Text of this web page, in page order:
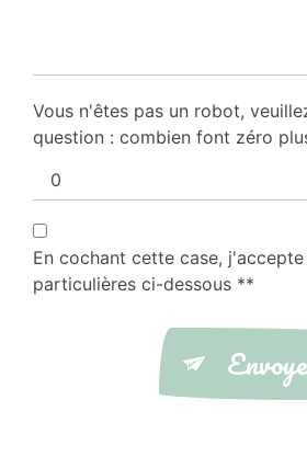
Vous n'êtes pas un robot,
question : combien font zéro
En cochant cette case,
particulières ci-dessous **